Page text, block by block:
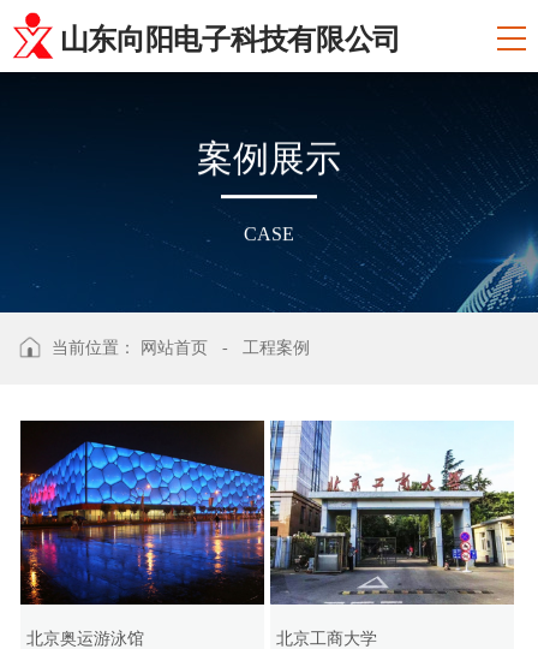
山东向阳电子科技有限公司
案例 展示
CASE
当前位置： 网站首页 - 工程案例
北京奥运游泳馆 北京工商大学